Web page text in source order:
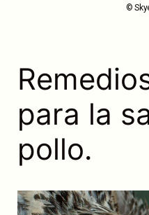
©
para la
pollo.